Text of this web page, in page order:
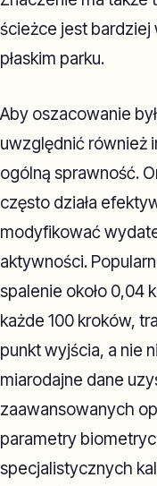
ścieżce jest bardziej
płaskim parku.
Aby oszacowanie
uwzględnić również
ogólną sprawność.
często działa
modyfikować
aktywności.
spalenie około 0,04
każde 100 kroków,
punkt wyjścia, a nie
miarodajne dane
zaawansowanych
parametry
specjalistycznych